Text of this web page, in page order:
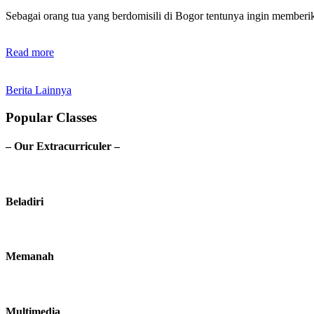
Sebagai orang tua yang berdomisili di Bogor tentunya ingin
Read more
Berita Lainnya
Popular Classes
– Our Extracurriculer –
Beladiri
Memanah
Multimedia